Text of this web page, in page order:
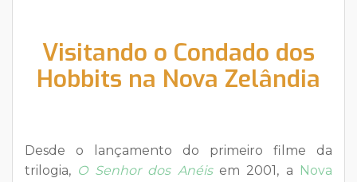
Visitando o Condado dos
Hobbits na Nova Zelândia
Desde o lançamento do primeiro filme da
trilogia, O Senhor dos Anéisem 2001, a
Nova